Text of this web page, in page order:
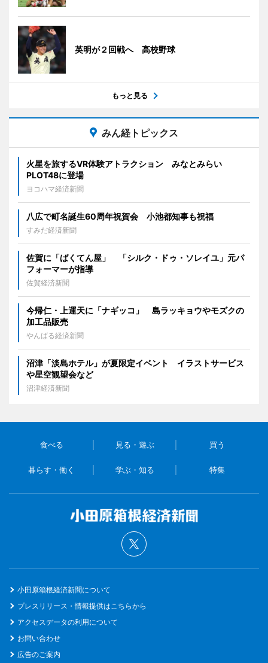
英明が２回戦へ 高校野球
もっと見る
みん経トピックス
火星を旅するVR体験アトラクション みなとみらい
PLOT48に登場
ヨコハマ経済新聞
八広で町名誕生60周年祝賀会 小池都知事も祝福
すみだ経済新聞
佐賀に「ばくてん屋」 「シルク・ドゥ・ソレイユ」元パ
フォーマーが指導
佐賀経済新聞
今帰仁・上運天に「ナギッコ」 島ラッキョウやモズクの
加工品販売
やんばる経済新聞
沼津「淡島ホテル」が夏限定イベント イラストサービス
や星空観望会など
沼津経済新聞
食べる 見る・遊ぶ 買う
暮らす・働く 学ぶ・知る 特集
小田原箱根経済新聞について
プレスリリース・情報提供はこちらから
アクセスデータの利用について
お問い合わせ
広告のご案内